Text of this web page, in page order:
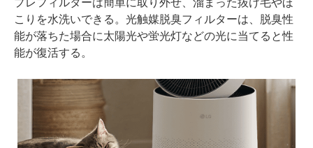
プレフィルターは簡単に取り外せ、溜まった抜け毛やほ
こりを水洗いできる。光触媒脱臭フィルターは、脱臭性
能が落ちた場合に太陽光や蛍光灯などの光に当てると性
能が復活する。